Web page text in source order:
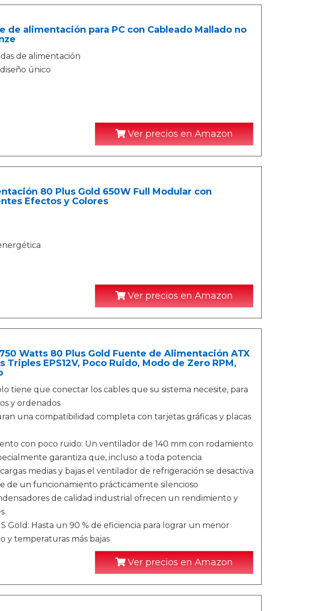
de alimentación para PC con Cableado Mallado no
de alimentación
único
Ver precios en Amazon
80 Plus Gold 650W Full Modular con
Efectos y Colores
Ver precios en Amazon
Watts 80 Plus Gold Fuente de Alimentación ATX
EPS12V, Poco Ruido, Modo de Zero RPM,
tiene que conectar los cables que su sistema necesite, para
y ordenados
una compatibilidad completa con tarjetas gráficas y placas
con poco ruido: Un ventilador de 140 mm con rodamiento
garantiza que, incluso a toda potencia
medias y bajas el ventilador de refrigeración se desactiva
de un funcionamiento prácticamente silencioso
de calidad industrial ofrecen un rendimiento y
Gold: Hasta un 90 % de eficiencia para lograr un menor
y temperaturas más bajas
Ver precios en Amazon